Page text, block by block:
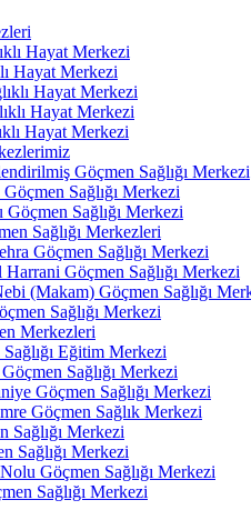
Hayat Merkezi
Hayat Merkezi
Hayat Merkezi
Hayat Merkezi
Hayat Merkezi
Göçmen Sağlığı Merkezi
Sağlığı Merkezi
Sağlığı Merkezi
Sağlığı Merkezleri
Göçmen Sağlığı Merkezi
Göçmen Sağlığı Merkezi
(Makam) Göçmen Sağlığı
Sağlığı Merkezi
Merkezleri
Eğitim Merkezi
Sağlığı Merkezi
Göçmen Sağlığı Merkezi
Göçmen Sağlık Merkezi
Sağlığı Merkezi
Sağlığı Merkezi
Göçmen Sağlığı Merkezi
Sağlığı Merkezi